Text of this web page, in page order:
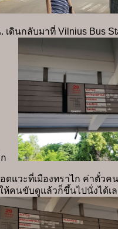
. เดินกลับมาที่ Vilnius Bus
ดแวะที่เมืองทราไก ค่าตั๋วค
ห้คนขับดูแล้วก็ขึ้นไปนั่งได้เ